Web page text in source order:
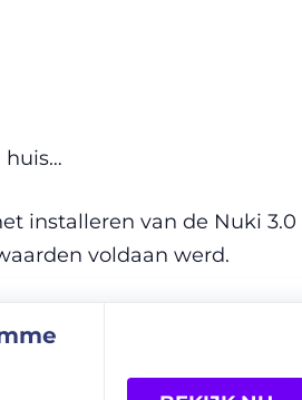
huis…
installeren van de Nuki 3.0
voldaan werd.